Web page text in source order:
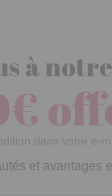
à
dans votre e-
et avantages